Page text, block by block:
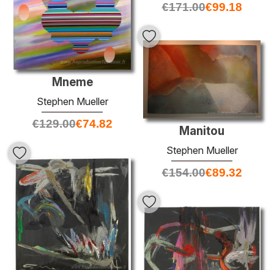
€171.00€99.18
Mneme
Stephen Mueller
€129.00€74.82
Manitou
Stephen Mueller
€154.00€89.32